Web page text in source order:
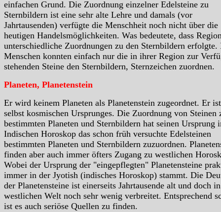
einfachen Grund. Die Zuordnung einzelner Edelsteine zu
Sternbildern ist eine sehr alte Lehre und damals (vor
Jahrtausenden) verfügte die Menschheit noch nicht über die
heutigen Handelsmöglichkeiten. Was bedeutete, dass
unterschiedliche Zuordnungen zu den Sternbildern erfolgte.
Menschen konnten einfach nur die in ihrer Region zur
stehenden Steine den Sternbildern, Sternzeichen zuordnen.
Planeten, Planetenstein
Er wird keinem Planeten als Planetenstein zugeordnet. Er
selbst kosmischen Ursprunges. Die Zuordnung von Steinen
bestimmten Planeten und Sternbildern hat seinen Ursprung
Indischen Horoskop das schon früh versuchte Edelsteinen
bestimmten Planeten und Sternbildern zuzuordnen.
finden aber auch immer öfters Zugang zu westlichen
Wobei der Ursprung der "eingepflegten" Planetensteine
immer in der Jyotish (indisches Horoskop) stammt. Die
der Planetensteine ist einerseits Jahrtausende alt und doch
westlichen Welt noch sehr wenig verbreitet. Entsprechend
ist es auch seriöse Quellen zu finden.